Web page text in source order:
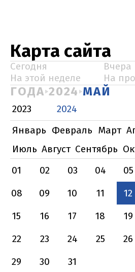
Карта сайта
Сегодня
Вчера
На этой неделе
На
ГОДА 2024 МАЙ
2023
2024
Январь Февраль Март
Июль Август Сентябрь
01 02 03 04 05
08
09 10 11 12
15
16 17 18 19
22
23 24 25 26
29
30 31